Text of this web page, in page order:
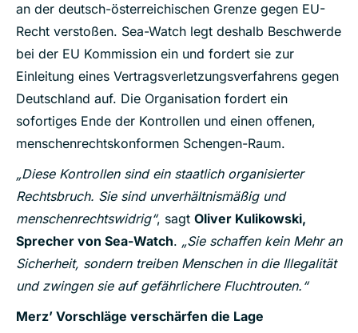
an der deutsch-österreichischen Grenze gegen EU-
Recht verstoßen. Sea-Watch legt deshalb Beschwerde
bei der EU Kommission ein und fordert sie zur
Einleitung eines Vertragsverletzungsverfahrens gegen
Deutschland auf. Die Organisation fordert ein
sofortiges Ende der Kontrollen und einen offenen,
menschenrechtskonformen Schengen-Raum.
„Diese Kontrollen sind ein staatlich organisierter
Rechtsbruch. Sie sind unverhältnismäßig und
menschenrechtswidrig“, sagt Oliver Kulikowski,
Sprecher von Sea-Watch. „Sie schaffen kein Mehr an
Sicherheit, sondern treiben Menschen in die Illegalität
und zwingen sie auf gefährlichere Fluchtrouten.“
Merz’ Vorschläge verschärfen die Lage